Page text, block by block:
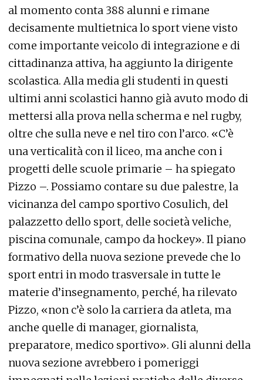
al momento conta 388 alunni e rimane
decisamente multietnica lo sport viene visto
come importante veicolo di integrazione e di
cittadinanza attiva, ha aggiunto la dirigente
scolastica. Alla media gli studenti in questi
ultimi anni scolastici hanno già avuto modo di
mettersi alla prova nella scherma e nel rugby,
oltre che sulla neve e nel tiro con l’arco. «C’è
una verticalità con il liceo, ma anche con i
progetti delle scuole primarie – ha spiegato
Pizzo –. Possiamo contare su due palestre, la
vicinanza del campo sportivo Cosulich, del
palazzetto dello sport, delle società veliche,
piscina comunale, campo da hockey». Il piano
formativo della nuova sezione prevede che lo
sport entri in modo trasversale in tutte le
materie d’insegnamento, perché, ha rilevato
Pizzo, «non c’è solo la carriera da atleta, ma
anche quelle di manager, giornalista,
preparatore, medico sportivo». Gli alunni della
nuova sezione avrebbero i pomeriggi